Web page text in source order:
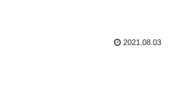
2021.08.03